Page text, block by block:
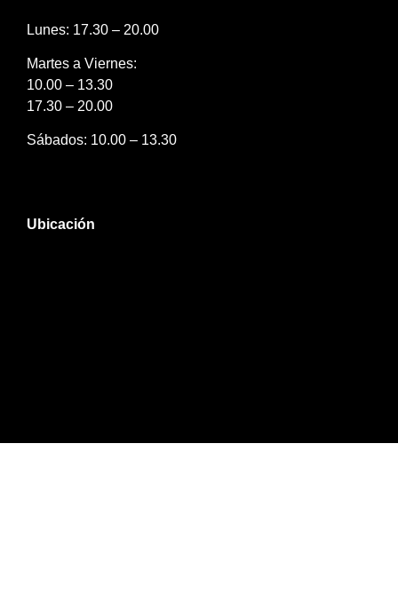
Lunes: 17.30 – 20.00
Martes a Viernes:
10.00 – 13.30
17.30 – 20.00
Sábados: 10.00 – 13.30
Ubicación